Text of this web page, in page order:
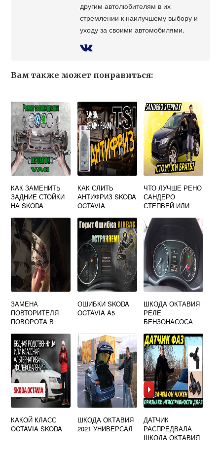
другим автолюбителям в их
стремлении к наилучшему выбору и
уходу за своими автомобилями.
Вам также может понравиться:
КАК ЗАМЕНИТЬ
ЗАДНИЕ СТОЙКИ
НА SKODA
КАК СЛИТЬ
АНТИФРИЗ SKODA
OCTAVIA
ЧТО ЛУЧШЕ РЕНО
САНДЕРО
СТЕПВЕЙ ИЛИ
ЗАМЕНА
ПОВТОРИТЕЛЯ
ПОВОРОТА В
ОКТАВИЯ А5
ОШИБКИ SKODA
OCTAVIA A5
ШКОДА ОКТАВИЯ
РЕЛЕ
БЕНЗОНАСОСА
КАКОЙ КЛАСС
OCTAVIA SKODA
ШКОДА ОКТАВИЯ
2021 УНИВЕРСАЛ
ДАТЧИК
РАСПРЕДВАЛА
ШКОДА ОКТАВИЯ